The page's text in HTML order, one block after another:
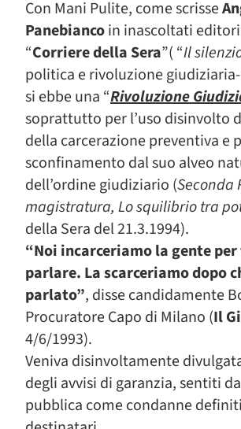
Con Mani Pulite, come scrisse
Panebiancoin inascoltati
“Corriere della Sera”( “Il
politica e rivoluzione giudiziaria-
si ebbe una “Rivoluzione
soprattutto per l’uso disinvolto
della carcerazione preventiva e
sconfinamento dal suo alveo
dell’ordine giudiziario (Seconda
magistratura, Lo squilibrio tra
della Sera del 21.3.1994).
“Noi incarceriamo la gente
parlare. La scarceriamo dopo
parlato”, disse candidamente
Procuratore Capo di Milano (Il
4/6/1993).
Veniva disinvoltamente
degli avvisi di garanzia, sentiti
pubblica come condanne